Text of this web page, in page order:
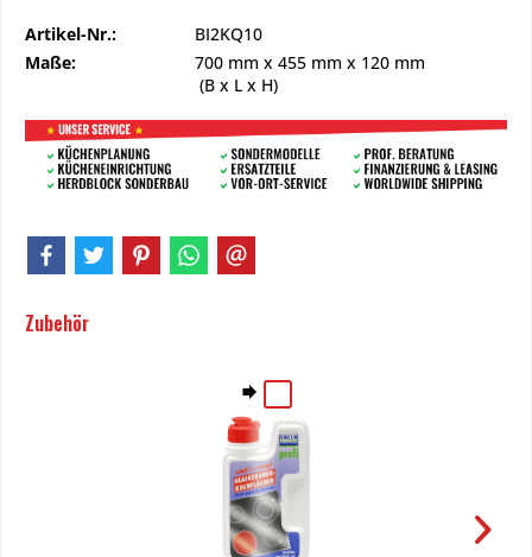
Artikel-Nr.:
BI2KQ10
Maße:
700 mm x 455 mm x 120 mm
(B x L x H)
Zubehör